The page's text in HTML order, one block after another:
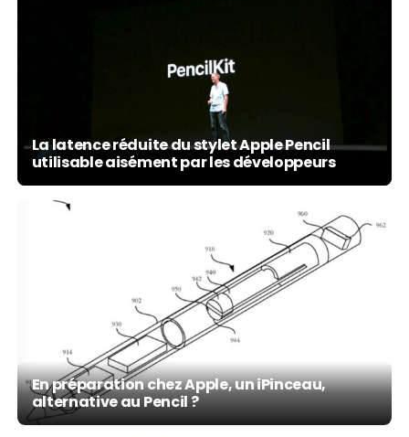
La latence réduite du stylet Apple Pencil
utilisable aisément par les développeurs
En préparation chez Apple, un iPinceau,
alternative au Pencil ?